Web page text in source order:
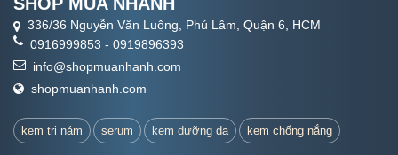
336/36 Nguyễn Văn Luông, Phú Lâm, Quận 6, HCM
0916999853 - 0919896393
info@shopmuanhanh.com
shopmuanhanh.com
kem trị nám serum kem dưỡng da kem chống nắng